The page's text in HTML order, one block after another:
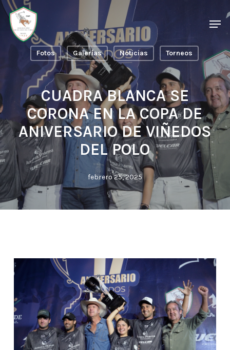
Skip
main
content Fotos Galerías Noticias Torneos
CUADRA BLANCA SE
CORONA EN LA COPA DE
ANIVERSARIO DE VIÑEDOS
DEL POLO
febrero 25, 2025